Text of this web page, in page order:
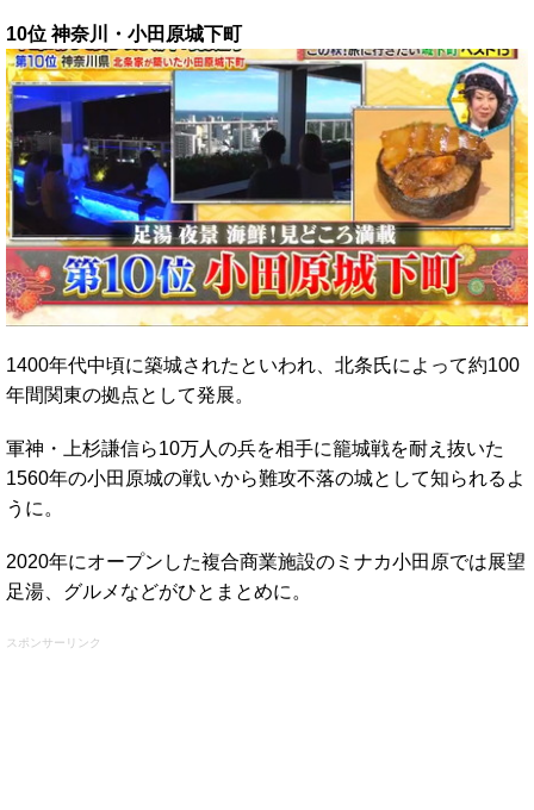
10位 神奈川・小田原城下町
1400年代中頃に築城されたといわれ、北条氏によって約100
年間関東の拠点として発展。
軍神・上杉謙信ら10万人の兵を相手に籠城戦を耐え抜いた
1560年の小田原城の戦いから難攻不落の城として知られるよ
うに。
2020年にオープンした複合商業施設のミナカ小田原では展望
足湯、グルメなどがひとまとめに。
スポンサーリンク